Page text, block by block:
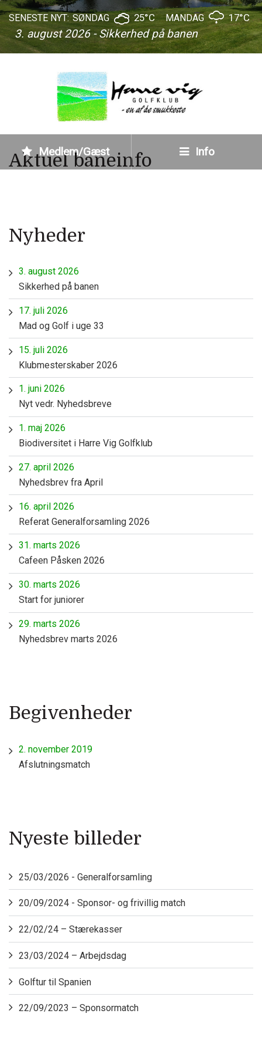
SENESTE NYT:
3. august 2026 - Sikkerhed på banen
SØNDAG 25°C MANDAG 17°C
Medlem/Gæst Info
Aktuel baneinfo
Nyheder
3. august 2026
Sikkerhed på banen
17. juli 2026
Mad og Golf i uge 33
15. juli 2026
Klubmesterskaber 2026
1. juni 2026
Nyt vedr. Nyhedsbreve
1. maj 2026
Biodiversitet i Harre Vig Golfklub
27. april 2026
Nyhedsbrev fra April
16. april 2026
Referat Generalforsamling 2026
31. marts 2026
Cafeen Påsken 2026
30. marts 2026
Start for juniorer
29. marts 2026
Nyhedsbrev marts 2026
Begivenheder
2. november 2019
Afslutningsmatch
Nyeste billeder
25/03/2026 - Generalforsamling
20/09/2024 - Sponsor- og frivillig match
22/02/24 – Stærekasser
23/03/2024 – Arbejdsdag
Golftur til Spanien
22/09/2023 – Sponsormatch